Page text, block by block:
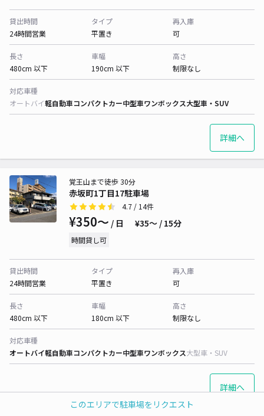
このエリアで駐車場をリクエスト
貸出時間
24時間営業
タイプ
平置き
再入庫
可
長さ
480cm 以下
車幅
190cm 以下
高さ
制限なし
対応車種
オートバイ軽自動車コンパクトカー中型車ワンボックス大型車・SUV
詳細へ
赤坂町1丁目17駐車場
覚王山まで徒歩 30分
4.7 / 14件
¥350〜 / 日 ¥35〜 / 15分
時間貸し可
貸出時間
24時間営業
タイプ
平置き
再入庫
可
長さ
480cm 以下
車幅
180cm 以下
高さ
制限なし
対応車種
オートバイ軽自動車コンパクトカー中型車ワンボックス大型車・SUV
詳細へ